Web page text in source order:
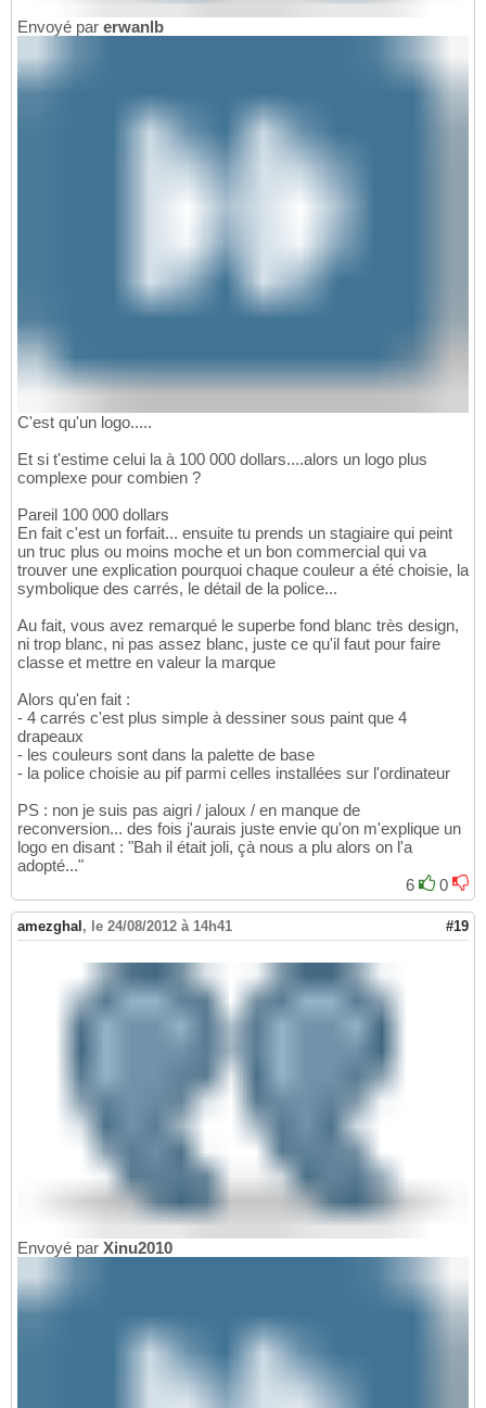
Envoyé par erwanlb
C'est qu'un logo.....
Et si t'estime celui la à 100 000 dollars....alors un logo plus
complexe pour combien ?
Pareil 100 000 dollars
En fait c'est un forfait... ensuite tu prends un stagiaire qui peint
un truc plus ou moins moche et un bon commercial qui va
trouver une explication pourquoi chaque couleur a été choisie, la
symbolique des carrés, le détail de la police...
Au fait, vous avez remarqué le superbe fond blanc très design,
ni trop blanc, ni pas assez blanc, juste ce qu'il faut pour faire
classe et mettre en valeur la marque
Alors qu'en fait :
- 4 carrés c'est plus simple à dessiner sous paint que 4
drapeaux
- les couleurs sont dans la palette de base
- la police choisie au pif parmi celles installées sur l'ordinateur
PS : non je suis pas aigri / jaloux / en manque de
reconversion... des fois j'aurais juste envie qu'on m'explique un
logo en disant : "Bah il était joli, çà nous a plu alors on l'a
adopté..."
6
0
amezghal , le 24/08/2012 à 14h41 #19
Envoyé par Xinu2010